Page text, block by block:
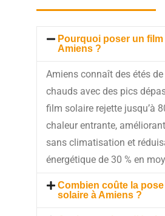
Pourquoi poser un
Amiens ?
Amiens connaît des étés
chauds avec des pics
film solaire rejette jusqu’à
chaleur entrante,
sans climatisation et
énergétique de 30 % en
Combien coûte la
solaire à Amiens ?